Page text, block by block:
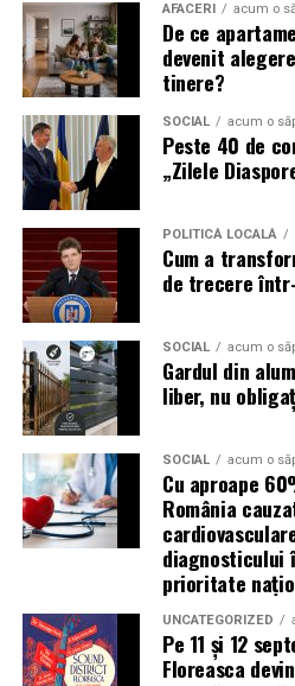
Organizatorii recomanda
sau a curselor speciale
exista parcare destinata
Daca alegi totusi sa vii cu
rutele alternative Chitila –
Buftea.
Puncte de prim ajutor
Mai multe puncte medicale
interiorul festivalului si vor fi
aplicatia Summer Well.
Top-up rapid pentru plati in
Bratara de acces include un
alimentarea online a contului,
Summer Well.
Solicitarile pentru refund
Suma minima rambursabila
sumele mai mici, rambursarea
AFACERI acum o
De ce
devenit
tinere?
SOCIAL acum o
Peste 40 de
„Zilele
POLITICĂ LOCALĂ
Cum a
de trecere
SOCIAL acum o
Gardul din
liber, nu
SOCIAL acum o
Cu aproape
România
diagnosticului
prioritate
UNCATEGORIZED
Pe 11 și 12
Floreasca